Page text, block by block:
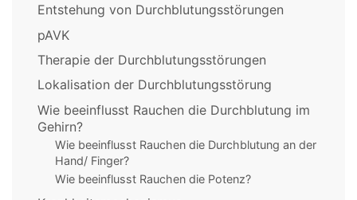
Entstehung von Durchblutungsstörungen
pAVK
Therapie der Durchblutungsstörungen
Lokalisation der Durchblutungsstörung
Wie beeinflusst Rauchen die Durchblutung im
Gehirn?
Wie beeinflusst Rauchen die Durchblutung an der
Hand/ Finger?
Wie beeinflusst Rauchen die Potenz?